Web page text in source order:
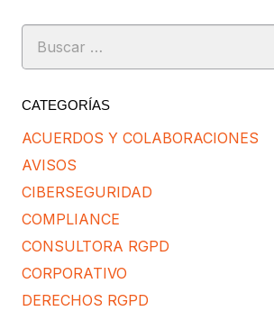
Buscar:
CATEGORÍAS
ACUERDOS Y COLABORACIONES
AVISOS
CIBERSEGURIDAD
COMPLIANCE
CONSULTORA RGPD
CORPORATIVO
DERECHOS RGPD